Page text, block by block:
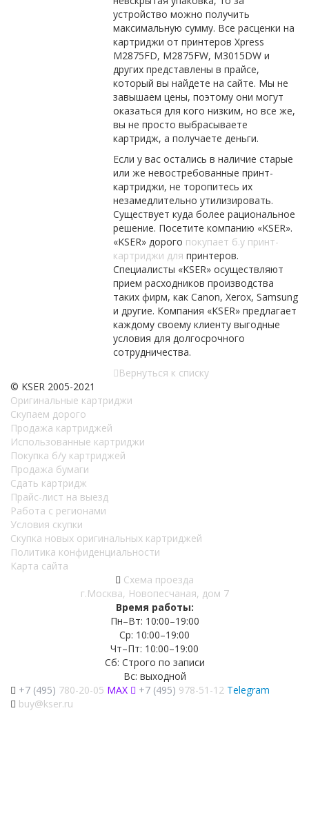
устройство можно получить
максимальную сумму. Все расценки на
картриджи от принтеров Xpress
M2875FD, M2875FW, M3015DW и
других представлены в прайсе,
который вы найдете на сайте. Мы не
завышаем цены, поэтому они могут
оказаться для кого низким, но все же,
вы не просто выбрасываете
картридж, а получаете деньги.
Если у вас остались в наличие старые
или же невостребованные принт-
картриджи, не торопитесь их
незамедлительно утилизировать.
Существует куда более рациональное
решение. Посетите компанию «KSER».
«KSER» дорого покупает б.у принт-
картриджи для принтеров.
Специалисты «KSER» осуществляют
прием расходников производства
таких фирм, как Canon, Xerox, Samsung
и другие. Компания «KSER» предлагает
каждому своему клиенту выгодные
условия для долгосрочного
сотрудничества.
Вернуться к списку
© KSER 2005-2021
Оригинальные картриджи
Скупаем дорого
Продажа картриджей
Использованные картриджи
Покупка б/у картриджей
Продажа бумаги
Сдать картридж
Прайс-лист на выезд
Работа с регионами
Условия скупки
Скупка новых оригинальных картриджей
Политика конфиденциальности
Карта сайта
Схема проезда
г.Москва, Новопесчаная, дом 7
Время работы:
Пн–Вт: 10:00–19:00
Ср: 10:00–19:00
Чт–Пт: 10:00–19:00
Сб: Строго по записи
Вс: выходной
+7 (495) 780-20-05 MAX +7 (495) 978-51-12 Telegram
buy@kser.ru